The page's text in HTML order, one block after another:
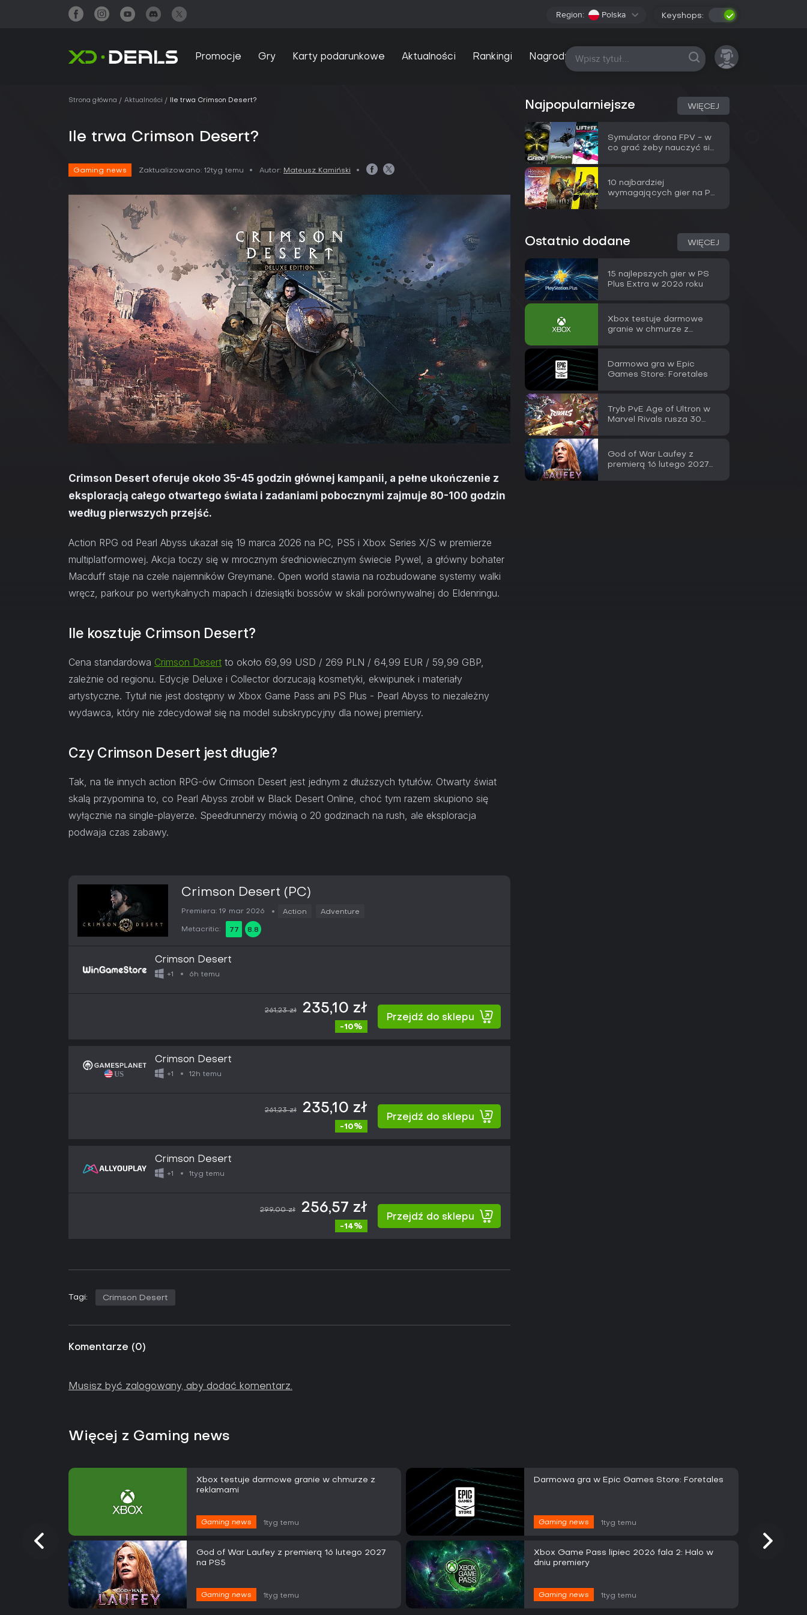
Region: Polska Keyshops:
Promocje Gry Karty podarunkowe Aktualności Rankingi Nagrody Wszystkie platformy
Strona główna Aktualności Ile trwa Crimson Desert?
Ile trwa Crimson Desert?
Gaming news Zaktualizowano: 12tyg temu Autor: Mateusz Kamiński
Crimson Desert oferuje około 35-45 godzin głównej kampanii, a pełne ukończenie z
eksploracją całego otwartego świata i zadaniami pobocznymi zajmuje 80-100 godzin
według pierwszych przejść.
Action RPG od Pearl Abyss ukazał się 19 marca 2026 na PC, PS5 i Xbox Series X/S w premierze
multiplatformowej. Akcja toczy się w mrocznym średniowiecznym świecie Pywel, a główny bohater
Macduff staje na czele najemników Greymane. Open world stawia na rozbudowane systemy walki
wręcz, parkour po wertykalnych mapach i dziesiątki bossów w skali porównywalnej do Eldenringu.
Ile kosztuje Crimson Desert?
Cena standardowa Crimson Desert to około 69,99 USD / 269 PLN / 64,99 EUR / 59,99 GBP,
zależnie od regionu. Edycje Deluxe i Collector dorzucają kosmetyki, ekwipunek i materiały
artystyczne. Tytuł nie jest dostępny w Xbox Game Pass ani PS Plus - Pearl Abyss to niezależny
wydawca, który nie zdecydował się na model subskrypcyjny dla nowej premiery.
Czy Crimson Desert jest długie?
Tak, na tle innych action RPG-ów Crimson Desert jest jednym z dłuższych tytułów. Otwarty świat
skalą przypomina to, co Pearl Abyss zrobił w Black Desert Online, choć tym razem skupiono się
wyłącznie na single-playerze. Speedrunnerzy mówią o 20 godzinach na rush, ale eksploracja
podwaja czas zabawy.
Crimson Desert (PC)
Premiera: 19 mar 2026 Action Adventure
Metacritic: 77 8.8
Crimson Desert
+1 6h temu
261,23 zł 235,10 zł
-10%
Przejdź do sklepu
Crimson Desert
+1 12h temu
261,23 zł 235,10 zł
-10%
Przejdź do sklepu
Crimson Desert
+1 1tyg temu
299,00 zł 256,57 zł
-14%
Przejdź do sklepu
Tagi: Crimson Desert
Komentarze (0)
Musisz być zalogowany, aby dodać komentarz.
Najpopularniejsze WIĘCEJ
Symulator drona FPV - w
co grać żeby nauczyć się
10 najbardziej
wymagających gier na PC
Ostatnio dodane WIĘCEJ
15 najlepszych gier w PS
Plus Extra w 2026 roku
Xbox testuje darmowe
granie w chmurze z
Darmowa gra w Epic
Games Store: Foretales
Tryb PvE Age of Ultron w
Marvel Rivals rusza 30
God of War Laufey z
premierą 16 lutego 2027
Więcej z Gaming news
Xbox testuje darmowe granie w chmurze z
reklamami
Gaming news 1tyg temu
Darmowa gra w Epic Games Store: Foretales
Gaming news 1tyg temu
God of War Laufey z premierą 16 lutego 2027
na PS5
Gaming news 1tyg temu
Xbox Game Pass lipiec 2026 fala 2: Halo w
dniu premiery
Gaming news 1tyg temu